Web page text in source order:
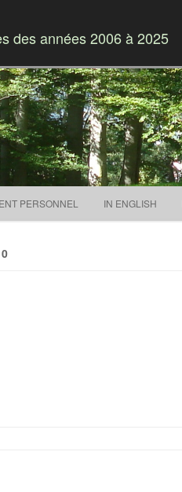
des années 2006 à 2025
PERSONNEL IN ENGLISH